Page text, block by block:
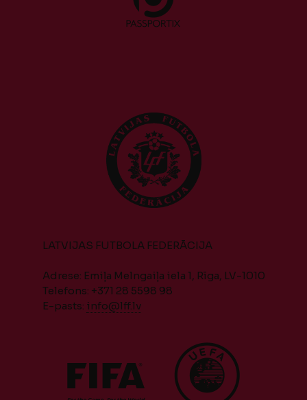
LATVIJAS FUTBOLA FEDERĀCIJA
Adrese: Emiļa Melngaiļa iela 1, Rīga, LV-1010
Telefons: +371 28 5598 98
E-pasts: info@lff.lv